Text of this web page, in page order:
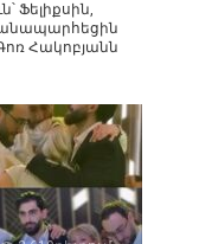
Ֆելիքսին,
Հակոբյանն